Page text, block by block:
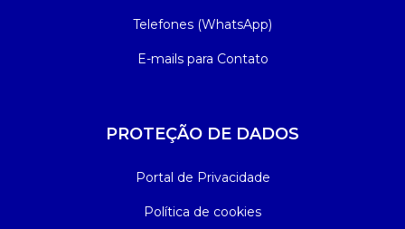
Telefones (WhatsApp)
E-mails para Contato
PROTEÇÃO DE DADOS
Portal de Privacidade
Política de cookies